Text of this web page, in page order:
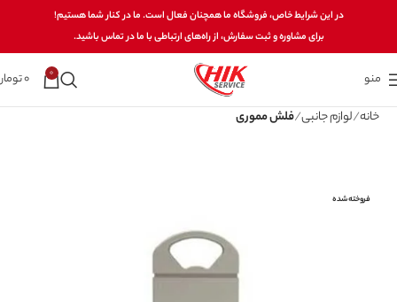
در این شرایط خاص، فروشگاه ما همچنان فعال است. ما در کنار شما هستیم!
برای مشاوره و ثبت سفارش، از راه‌های ارتباطی با ما در تماس باشید.
منو 0
0
خانه لوازم جانبی فلش مموری
فروخته شده